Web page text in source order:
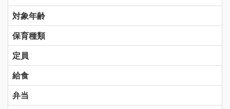
対象年齢
保育種類
定員
給食
弁当